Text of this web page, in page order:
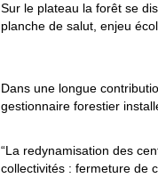
Sur le plateau la forêt se
planche de salut, enjeu
Dans une longue
gestionnaire forestier
“La redynamisation des
collectivités : fermeture de